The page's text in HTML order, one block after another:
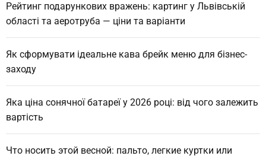
Рейтинг подарункових вражень: картинг у Львівській
області та аеротруба — ціни та варіанти
Як сформувати ідеальне кава брейк меню для бізнес-
заходу
Яка ціна сонячної батареї у 2026 році: від чого залежить
вартість
Что носить этой весной: пальто, легкие куртки или